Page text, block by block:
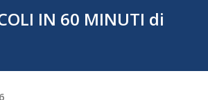
IN 60 MINUTI di